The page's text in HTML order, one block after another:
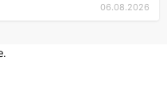
вынес
06.08.2026